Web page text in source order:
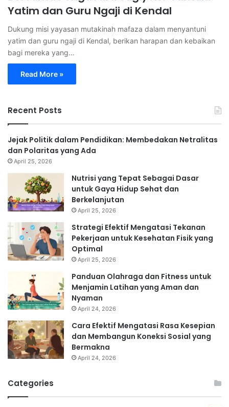
Yatim dan Guru Ngaji di Kendal
Dukung misi yayasan mutakinah mafaza dalam menyantuni
yatim dan guru ngaji di Kendal, berikan harapan dan kebaikan
bagi mereka yang…
Read More »
Recent Posts
Jejak Politik dalam Pendidikan: Membedakan Netralitas
dan Polaritas yang Ada
April 25, 2026
Nutrisi yang Tepat Sebagai Dasar
untuk Gaya Hidup Sehat dan
Berkelanjutan
April 25, 2026
Strategi Efektif Mengatasi Tekanan
Pekerjaan untuk Kesehatan Fisik yang
Optimal
April 25, 2026
Panduan Olahraga dan Fitness untuk
Menjamin Latihan yang Aman dan
Nyaman
April 24, 2026
Cara Efektif Mengatasi Rasa Kesepian
dan Membangun Koneksi Sosial yang
Bermakna
April 24, 2026
Categories